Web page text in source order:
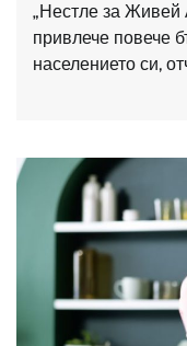
„Нестле за Живей
привлече повече
населението си,